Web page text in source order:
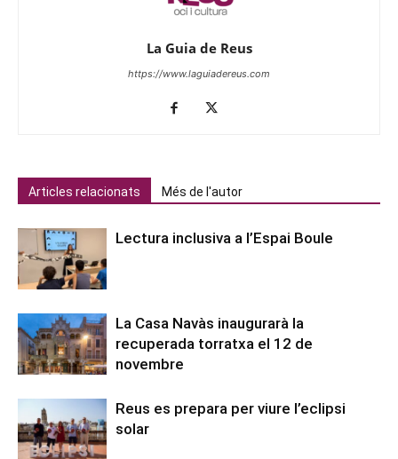
La Guia de Reus
https://www.laguiadereus.com
Articles relacionats Més de l'autor
Lectura inclusiva a l’Espai Boule
La Casa Navàs inaugurarà la
recuperada torratxa el 12 de
novembre
Reus es prepara per viure l’eclipsi
solar